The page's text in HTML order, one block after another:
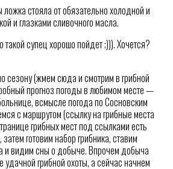
стояла от обязательно холодной и
и глазками сливочного масла.
супец хорошо пойдет ;))). Хочется?
сезону (жмем сюда и смотрим в грибной
прогноз погоды в любимом месте —
всмысле погода по Сосновским
с маршрутом (ссылку на грибные места
грибных мест под ссылками есть
готовим набор грибника, ставим
и видим сны о добыче. Впрочем добыча
удачной грибной охоты, а сейчас начнем